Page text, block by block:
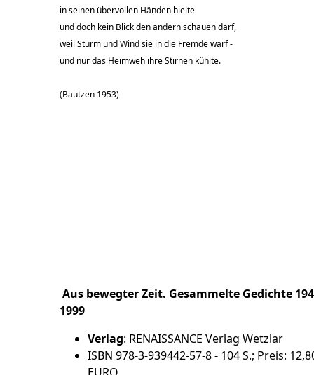
in seinen übervollen Händen hielte
und doch kein Blick den andern schauen darf,
weil Sturm und Wind sie in die Fremde warf -
und nur das Heimweh ihre Stirnen kühlte.
(Bautzen 1953)
Aus bewegter Zeit. Gesammelte Gedichte
1999
Verlag: RENAISSANCE Verlag Wetzlar
ISBN 978-3-939442-57-8 - 104 S.; Preis: